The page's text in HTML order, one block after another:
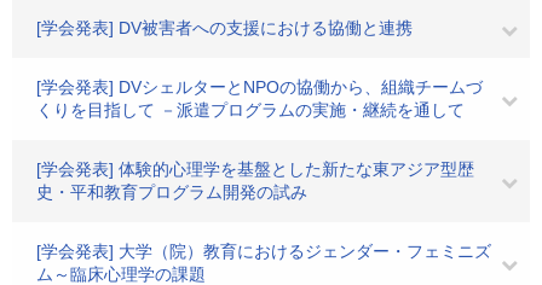
[学会発表] DV被害者への支援における協働と連携
[学会発表] DVシェルターとNPOの協働から、組織チームづ
くりを目指して －派遣プログラムの実施・継続を通して
[学会発表] 体験的心理学を基盤とした新たな東アジア型歴
史・平和教育プログラム開発の試み
[学会発表] 大学（院）教育におけるジェンダー・フェミニズ
ム～臨床心理学の課題